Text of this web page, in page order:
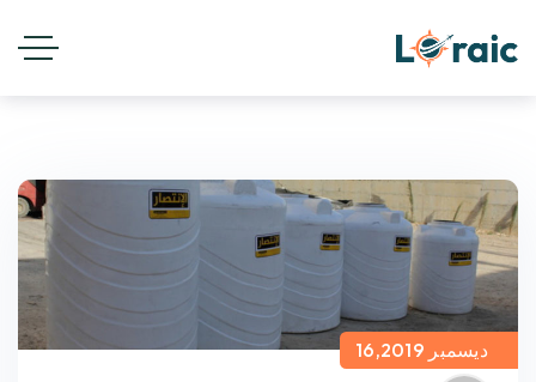
ديسمبر 16,2019